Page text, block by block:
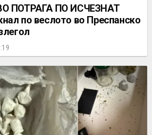
ПОТРАГА ПО ИСЧЕЗНАТ
по веслото во Преспанско